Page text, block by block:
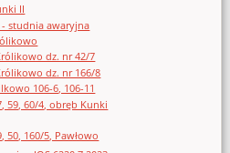
II
- studnia awaryjna
dz. nr 42/7
dz. nr 166/8
106-6, 106-11
59, 60/4, obręb Kunki
50, 160/5, Pawłowo